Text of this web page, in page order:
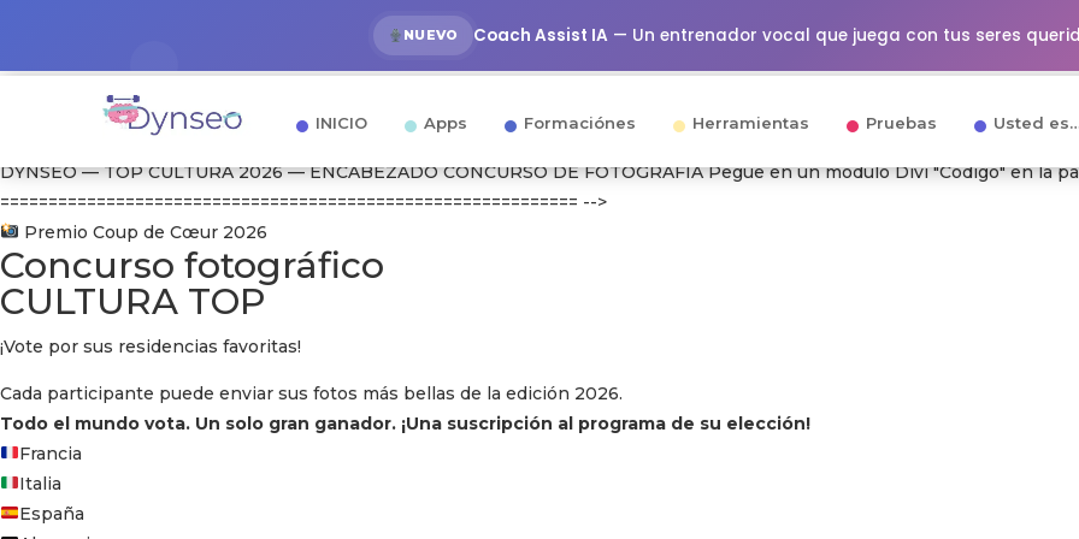
NUEVO Coach Assist IA— Un entrenador vocal que juega con tus seres
INICIO Apps Formaciónes Herramientas Pruebas Usted
DYNSEO — TOP CULTURA 2026 — ENCABEZADO CONCURSO DE FOTOGRAFÍAPegue en un módulo Divi "Código" en la
============================================================ -->
Premio Coup de Cœur 2026
Concurso fotográfico
CULTURA TOP
¡Vote por sus residencias favoritas!
Cada participante puede enviar sus fotos más bellas de la edición 2026.
Todo el mundo vota. Un solo gran ganador. ¡Una suscripción al programa de su elección!
Francia
Italia
España